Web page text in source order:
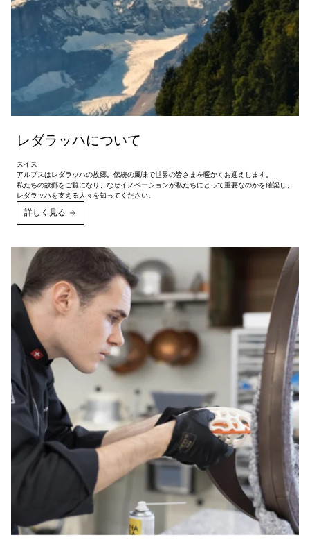
レダラッハについて
スイス
アルプスはレダラッハの故郷。伝統の風味で世界の皆さまを暖かくお迎えします。
私たちの故郷をご覧になり、なぜイノベーションが私たちにとって重要なのかを確認し、
レダラッハを支える人々を知ってください。
詳しく見る